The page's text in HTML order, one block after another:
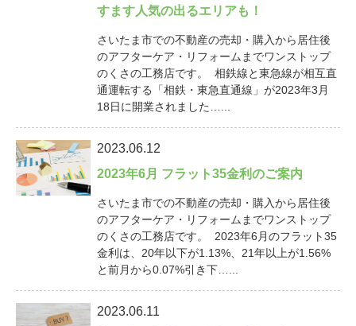
すます人気の出るエリアも！
さいたま市での不動産の売却・購入から居住後
のアフターケア・リフォームまでワンストップ
のくさの工務店です。 相鉄線と東急線が相互直
通運転する「相鉄・東急直通線」が2023年3月
18日に開業されました…...
2023.06.12
2023年6月 フラット35金利のご案内
さいたま市での不動産の売却・購入から居住後
のアフターケア・リフォームまでワンストップ
のくさの工務店です。 2023年6月のフラット35
金利は、20年以下が1.13%、21年以上が1.56%
と前月から0.07%引き下…...
2023.06.11